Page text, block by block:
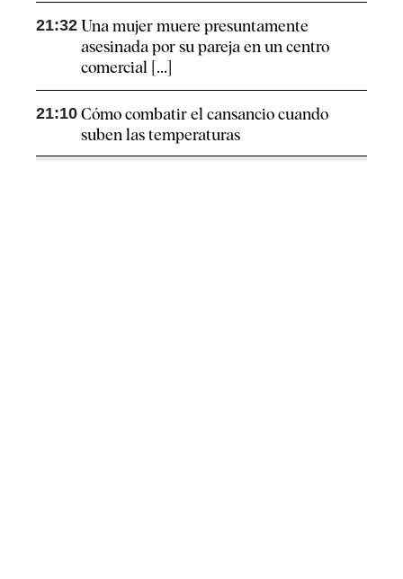
21:32 Una mujer muere presuntamente
asesinada por su pareja en un centro
comercial [...]
21:10 Cómo combatir el cansancio​ cuando
suben las temperaturas